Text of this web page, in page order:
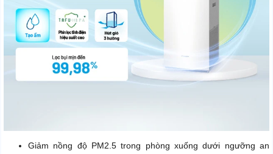
Giảm nồng độ PM2.5 trong phòng xuống dưới ngưỡng an